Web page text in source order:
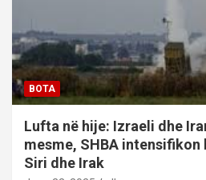
BOTA
Lufta në hije: Izraeli dhe
mesme, SHBA
Siri dhe Irak